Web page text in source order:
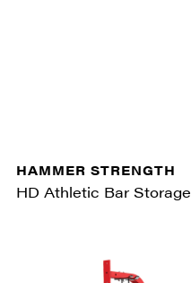
HAMMER STRENGTH
HD Athletic Bar Storage